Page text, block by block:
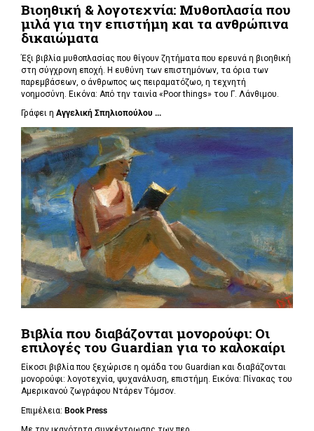
Βιοηθική & λογοτεχνία: Μυθοπλασία που
μιλά για την επιστήμη και τα ανθρώπινα
δικαιώματα
Έξι βιβλία μυθοπλασίας που θίγουν ζητήματα που ερευνά η βιοηθική
στη σύγχρονη εποχή. Η ευθύνη των επιστημόνων, τα όρια των
παρεμβάσεων, ο άνθρωπος ως πειραματόζωο, η τεχνητή
νοημοσύνη. Εικόνα: Από την ταινία «Poor things» του Γ. Λάνθιμου.
Γράφει η Αγγελική Σπηλιοπούλου ...
Βιβλία που διαβάζονται μονορούφι: Οι
επιλογές του Guardian για το καλοκαίρι
Είκοσι βιβλία που ξεχώρισε η ομάδα του Guardian και διαβάζονται
μονορούφι: λογοτεχνία, ψυχανάλυση, επιστήμη. Εικόνα: Πίνακας του
Αμερικανού ζωγράφου Ντάρεν Τόμσον.
Επιμέλεια: Book Press